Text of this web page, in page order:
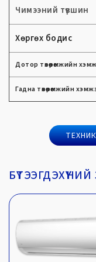
Чимээний түвшин
Хөргөх бодис
Дотор төхөөрөмжийн
Гадна төхөөрөмжийн